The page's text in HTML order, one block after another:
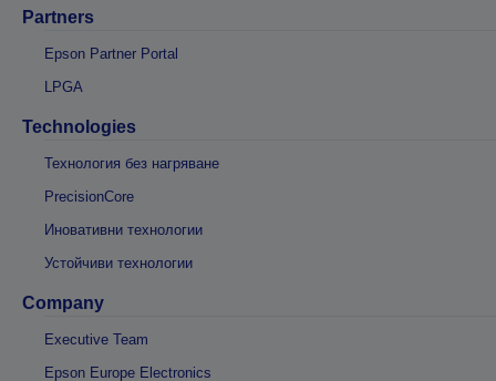
Partners
Epson Partner Portal
LPGA
Technologies
Технология без нагряване
PrecisionCore
Иновативни технологии
Устойчиви технологии
Company
Executive Team
Epson Europe Electronics